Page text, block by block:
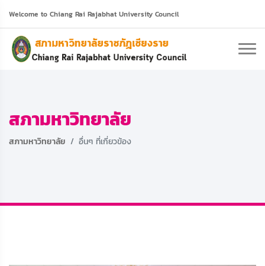
Welcome to Chiang Rai Rajabhat University Council
สภามหาวิทยาลัย
สภามหาวิทยาลัย อื่นๆ ที่เกี่ยวข้อง